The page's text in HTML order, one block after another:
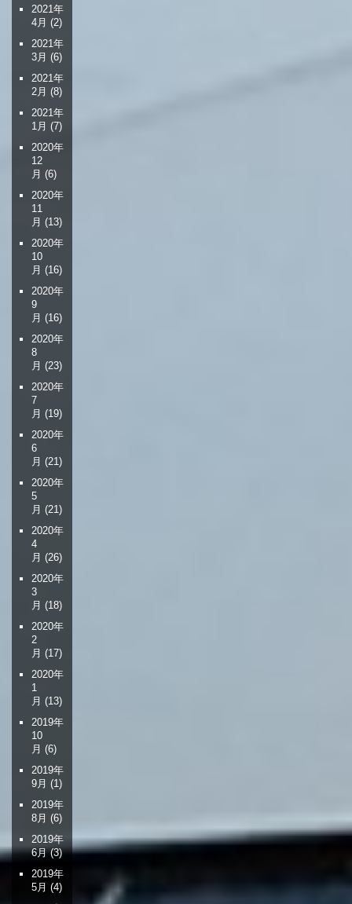
2021年
4月 (2)
2021年
3月 (6)
2021年
2月 (8)
2021年
1月 (7)
2020年
12
月 (6)
2020年
11
月 (13)
2020年
10
月 (16)
2020年
9
月 (16)
2020年
8
月 (23)
2020年
7
月 (19)
2020年
6
月 (21)
2020年
5
月 (21)
2020年
4
月 (26)
2020年
3
月 (18)
2020年
2
月 (17)
2020年
1
月 (13)
2019年
10
月 (6)
2019年
9月 (1)
2019年
8月 (6)
2019年
6月(3)
2019年
5月 (4)